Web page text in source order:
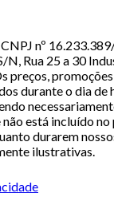
nº
N, Rua 25 a 30
preços,
durante o dia de
está incluído
durarem
ilustrativas.